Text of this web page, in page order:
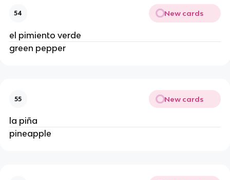
54 New cards
el pimiento verde
green pepper
55 New cards
la piña
pineapple